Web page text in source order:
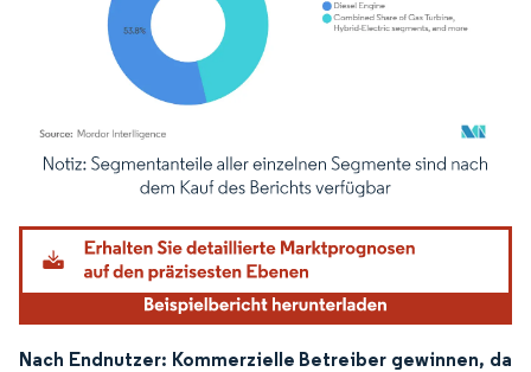
Bild © Mordor Intelligence. Wiederverwendung erfordert Namensnennung
Nach Endnutzer: Kommerzielle Betreiber gewinnen, da